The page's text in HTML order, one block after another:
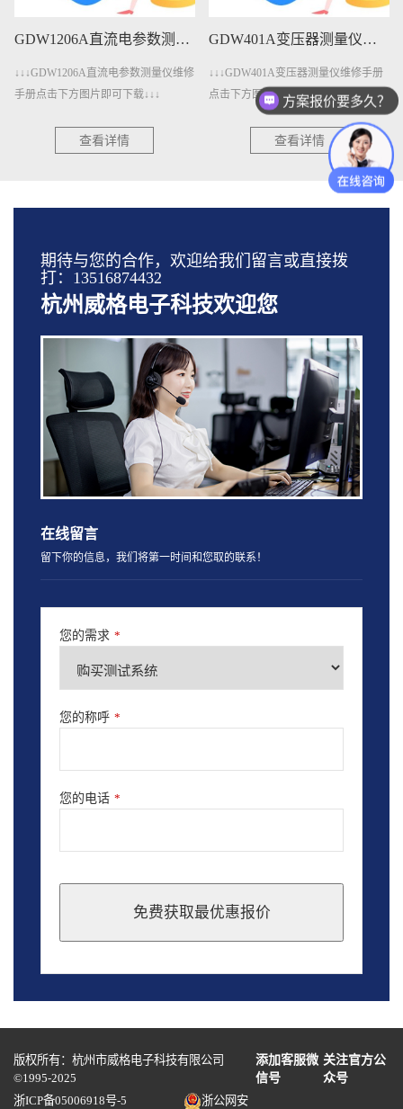
GDW1206A直流电参数测量仪维修手册下载
↓↓↓GDW1206A直流电参数测量仪维修
手册点击下方图片即可下载↓↓↓
查看详情
GDW401A变压器测量仪维修手册下载
↓↓↓GDW401A变压器测量仪维修手册
点击下方图片即可下载↓↓↓
查看详情
期待与您的合作，欢迎给我们留言或直接拨
打：13516874432
杭州威格电子科技欢迎您
在线留言
留下你的信息，我们将第一时间和您取的联系！
您的需求 *
您的称呼 *
您的电话 *
免费获取最优惠报价
should
blank
版权所有：杭州市威格电子科技有限公司
©1995-2025
添加客服微
信号
关注官方公
众号
浙ICP备05006918号-5
浙公网安
方案报价要多久？